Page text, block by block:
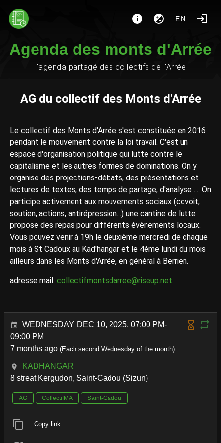
EN
Agenda des monts d'Arrée
l'agenda partagé des collectifs de l'Arrée
AG du collectif des Monts d'Arrée
Le collectif des Monts d'Arrée s'est constituée en 2016
pendant le mouvement contre la loi travail. C'est un
espace d'organisation politique qui lutte contre le
capitalisme et les autres formes de dominations. On y
organise des projections-débats, des présentations et
lectures de textes, des temps de partage, d'analyse .... On
participe activement aux mouvements sociaux (covoit,
soutien, actions, antirépression...) une cantine de lutte
propose des repas pour différents évènements locaux.
Vous pouvez venir à 19h le deuxième mercredi de chaque
mois à St Cadoux au Kad'hangar et le 4ème lundi du mois
ailleurs dans les Monts d'Arrée, en général à Berrien.
adresse mail: collectifmontsdarree@riseup.net
WEDNESDAY, DEC 10, 2025, 07:00 PM-
09:00 PM
7 months ago (Each second Wednesday of the month)
KADHANGAR
8 streat Kergudon, Saint-Cadou (Sizun)
AG CollectifMA Saint-Cadou
Copy link